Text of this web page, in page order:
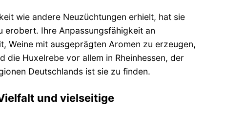
wie andere Neuzüchtungen erhielt, hat sie
erobert. Ihre Anpassungsfähigkeit an
Weine mit ausgeprägten Aromen zu erzeugen,
die Huxelrebe vor allem in Rheinhessen, der
Deutschlands ist sie zu finden.
und vielseitige